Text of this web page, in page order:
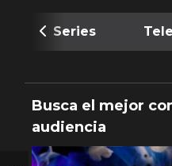
Series
Busca el mejor
audiencia